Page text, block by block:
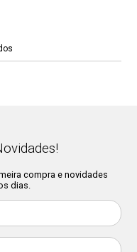
Silica (Silica
compra e novidades
dias.